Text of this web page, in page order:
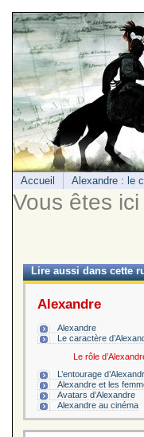
Accueil Alexandre : le
Vous êtes ici
Lire aussi dans cette
Alexandre
Alexandre
Le caractère
Le rôle
L’entourage
Alexandre et les
Avatars d’Alexandre
Alexandre au cinéma